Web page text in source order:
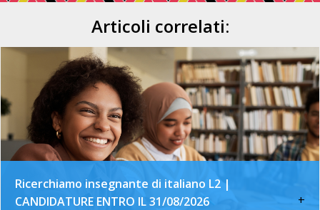
Articoli correlati:
Ricerchiamo insegnante di italiano L2 |
CANDIDATURE ENTRO IL 31/08/2026
+